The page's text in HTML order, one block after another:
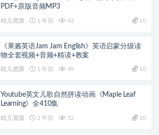
PDF+原版音频MP3
幼儿资源 1 年前 43 10
《果酱英语Jam Jam English》英语启蒙分级读
物全套视频+音频+精读+教案
幼儿资源 1 年前 49 10
Youtube英文儿歌自然拼读动画《Maple Leaf
Learning》全410集
幼儿资源 2 年前 52 10